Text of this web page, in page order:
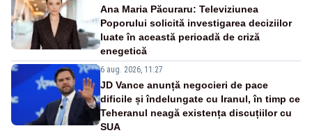
Ana Maria Păcuraru: Televiziunea
Poporului solicită investigarea deciziilor
luate în această perioadă de criză
enegetică
6 aug. 2026, 11:27
JD Vance anunță negocieri de pace
dificile și îndelungate cu Iranul, în timp ce
Teheranul neagă existența discuțiilor cu
SUA